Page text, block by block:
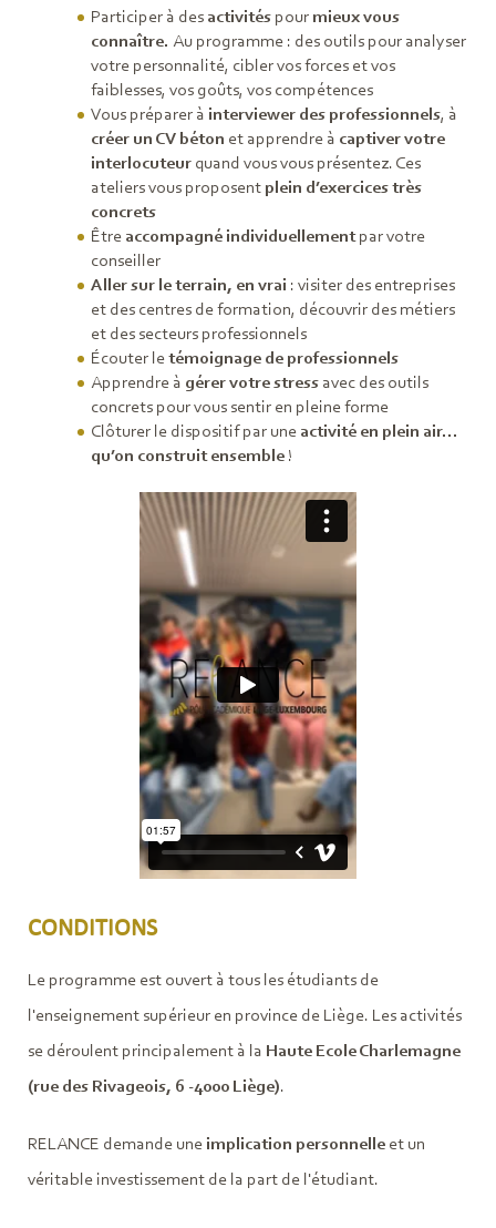
Participer à des activités pourmieux vous
connaître. Au programme : des outils pour analyser
votre personnalité, cibler vos forces et vos
faiblesses, vos goûts, vos compétences
Vous préparer à interviewer des professionnels, à
créer un CV béton et apprendre à captiver votre
interlocuteur quand vous vous présentez. Ces
ateliers vous proposent plein d’exercices très
concrets
Être accompagné individuellementpar votre
conseiller
Aller sur le terrain, en vrai : visiter des entreprises
et des centres de formation, découvrir des métiers
et des secteurs professionnels
Écouter letémoignage de professionnels
Apprendre à gérer votre stressavec des outils
concrets pour vous sentir en pleine forme
Clôturer le dispositif par une activité en plein air…
qu’on construit ensemble!
CONDITIONS
Le programme est ouvert à tous les étudiants de
l'enseignement supérieur en province de Liège. Les activités
se déroulent principalement à la Haute Ecole Charlemagne
(rue des Rivageois, 6 -4000 Liège).
RELANCE demande une implication personnelle et un
véritable investissement de la part de l'étudiant.